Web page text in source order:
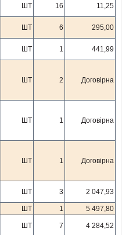
ШТ 16 11,25
ШТ 6 295,00
ШТ 1 441,99
ШТ 2 Договірна
ШТ 1 Договірна
ШТ 1 Договірна
ШТ 3 2 047,93
ШТ 1 5 497,80
ШТ 7 4 284,52